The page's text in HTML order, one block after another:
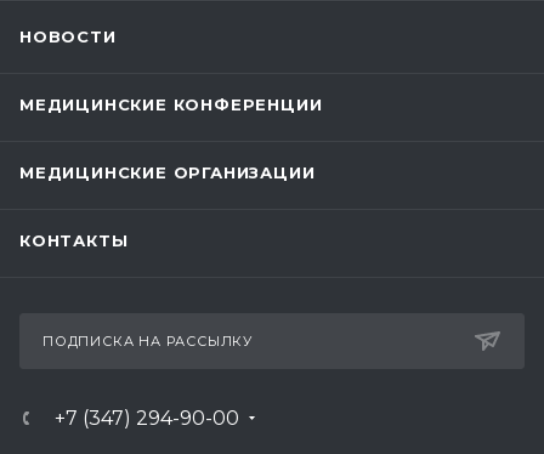
НОВОСТИ
МЕДИЦИНСКИЕ КОНФЕРЕНЦИИ
МЕДИЦИНСКИЕ ОРГАНИЗАЦИИ
КОНТАКТЫ
ПОДПИСКА НА РАССЫЛКУ
+7 (347) 294-90-00